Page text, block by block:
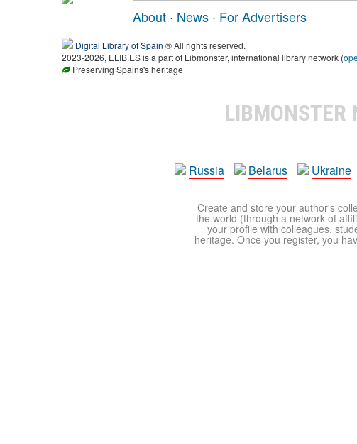
About · News · For Advertisers
Digital Library of Spain ® All rights reserved.
2023-2026, ELIB.ES is a part of Libmonster, international library network (
Preserving Spains's heritage
LIBMONSTER
Russia
Belarus Ukraine
Create and store your author's
the world (through a network of
your profile with colleagues,
heritage. Once you register, you